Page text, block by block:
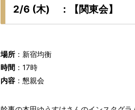
2/6 (木) ：【関東会】
場所 ：新宿均衡
時間 ：17時
内容 ：懇親会